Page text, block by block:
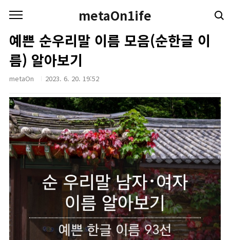
metaOn1ife
예쁜 순우리말 이름 모음(순한글 이
름) 알아보기
metaOn 2023. 6. 20. 19:52